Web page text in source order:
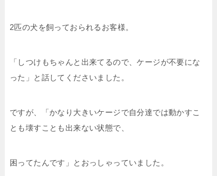
2匹の犬を飼っておられるお客様。
「しつけもちゃんと出来てるので、ケージが不要にな
った」と話してくださいました。
ですが、「かなり大きいケージで自分達では動かすこ
とも壊すことも出来ない状態で、
困ってたんです」とおっしゃっていました。